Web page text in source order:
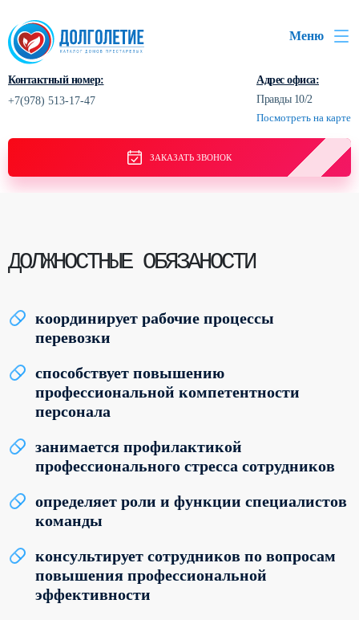
Адрес офиса:
Правды 10/2
Посмотреть на карте
Контактный номер:
+7(978) 513-17-47
Меню
ЗАКАЗАТЬ ЗВОНОК
ДОЛЖНОСТНЫЕ ОБЯЗАНОСТИ
координирует рабочие процессы
перевозки
способствует повышению
профессиональной компетентности
персонала
занимается профилактикой
профессионального стресса сотрудников
определяет роли и функции специалистов
команды
консультирует сотрудников по вопросам
повышения профессиональной
эффективности